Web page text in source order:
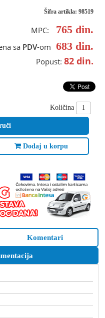
Šifra artikla: 98519
MPC: 765 din.
sa PDV-om 683 din.
Popust: 82 din.
Količina
Dodaj u korpu
Komentari